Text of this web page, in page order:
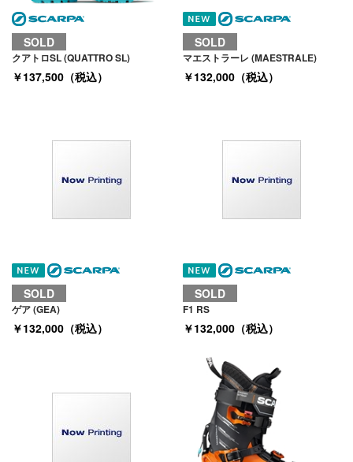
SOLD
クアトロSL (QUATTRO SL)
￥137,500（税込）
SOLD
マエストラーレ (MAESTRALE)
￥132,000（税込）
SOLD
ゲア (GEA)
￥132,000（税込）
SOLD
F1 RS
￥132,000（税込）